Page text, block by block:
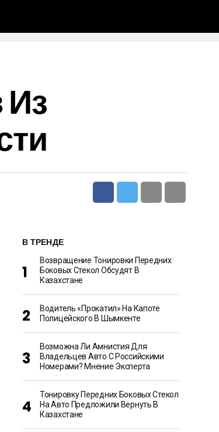
В ТРЕНДЕ
Возвращение Тонировки Передних
Боковых Стекол Обсудят В
Казахстане
Водитель «прокатил» На Капоте
Полицейского В Шымкенте
Возможна Ли Амнистия Для
Владельцев Авто С Российскими
Номерами? Мнение Эксперта
Тонировку Передних Боковых Стекол
На Авто Предложили Вернуть В
Казахстане